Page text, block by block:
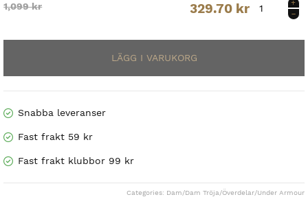
1,099kr
Original
was:
329.70 kr
Current
is:
OutRun
Snabba leveranser
Fast frakt 59 kr
Fast frakt klubbor 99 kr
Categories: Dam/Dam Tröja/Överdelar/Under Armour